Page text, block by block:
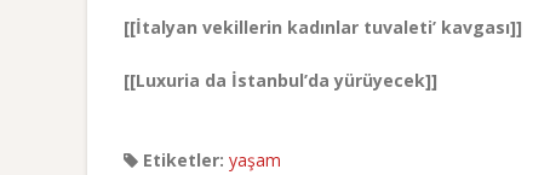
[[İtalyan vekillerin kadınlar tuvaleti’ kavgası]]
[[Luxuria da İstanbul’da yürüyecek]]
Etiketler: yaşam